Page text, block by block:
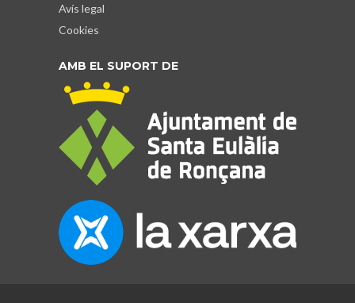
Avís legal
Cookies
AMB EL SUPORT DE